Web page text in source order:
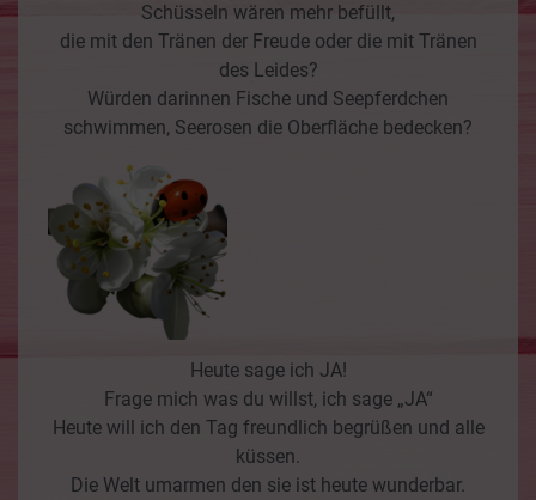
Schüsseln wären mehr befüllt,
die mit den Tränen der Freude oder die mit Tränen
des Leides?
Würden darinnen Fische und Seepferdchen
schwimmen, Seerosen die Oberfläche bedecken?
Heute sage ich JA!
Frage mich was du willst, ich sage „JA“
Heute will ich den Tag freundlich begrüßen und alle
küssen.
Die Welt umarmen den sie ist heute wunderbar.